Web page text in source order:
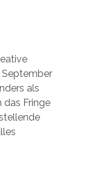
September
als
das Fringe